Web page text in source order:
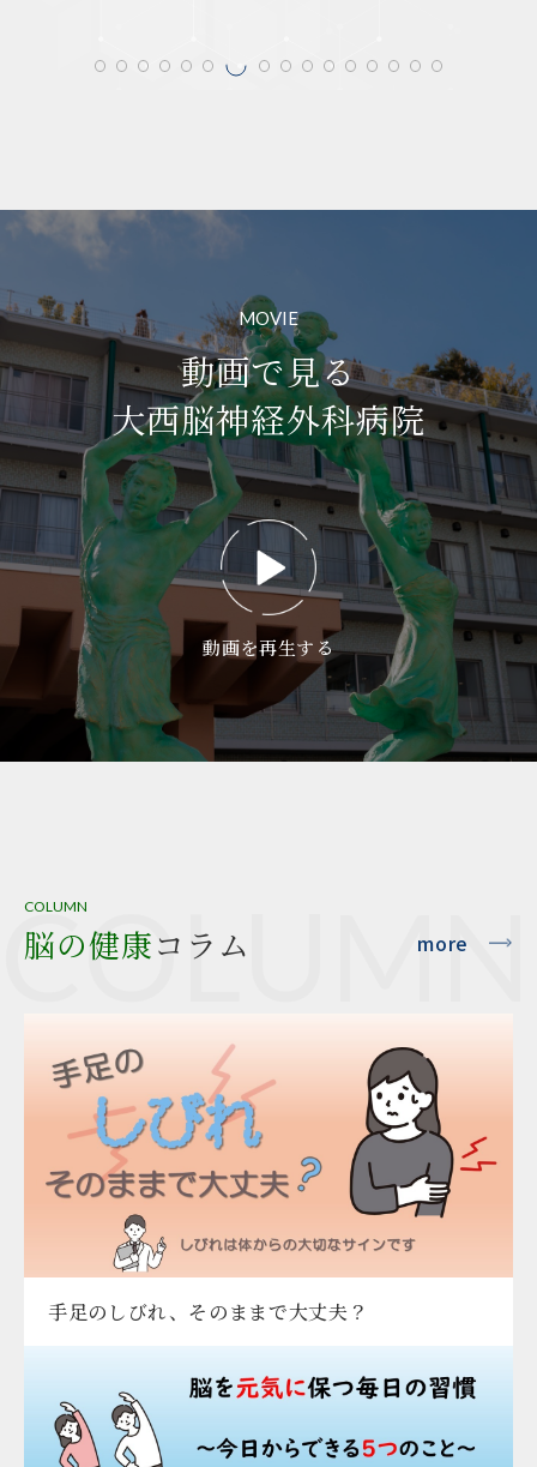
MOVIE
動画で見る
大西脳神経外科病院
動画を再生する
COLUMN
COLUMN
脳の健康コラム more
手足のしびれ、そのままで大丈夫？